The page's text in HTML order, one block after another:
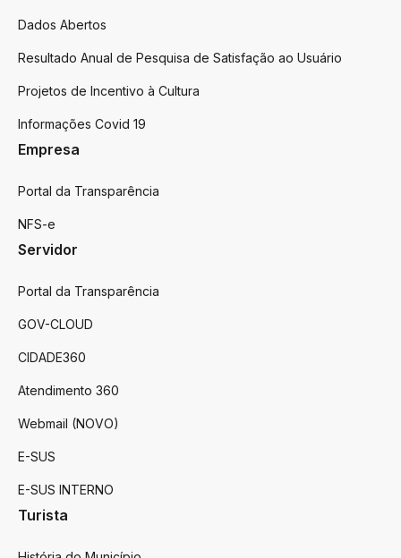
Dados Abertos
Resultado Anual de Pesquisa de Satisfação ao Usuário
Projetos de Incentivo à Cultura
Informações Covid 19
Empresa
Portal da Transparência
NFS-e
Servidor
Portal da Transparência
GOV-CLOUD
CIDADE360
Atendimento 360
Webmail (NOVO)
E-SUS
E-SUS INTERNO
Turista